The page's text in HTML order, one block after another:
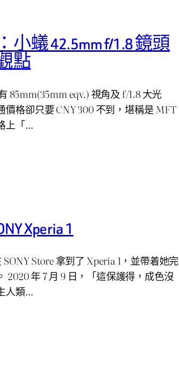
蟻 42.5mm f/1.8 鏡頭
點
85mm(35mm eqv.) 視角及 f/1.8 大光
格卻只要 CNY 300 不到，堪稱是 MFT
上「…
Xperia 1
SONY Store 拿到了 Xperia 1，並帶着她完
2020 年 7 月 9 日，「這保護得，成色沒
人類…